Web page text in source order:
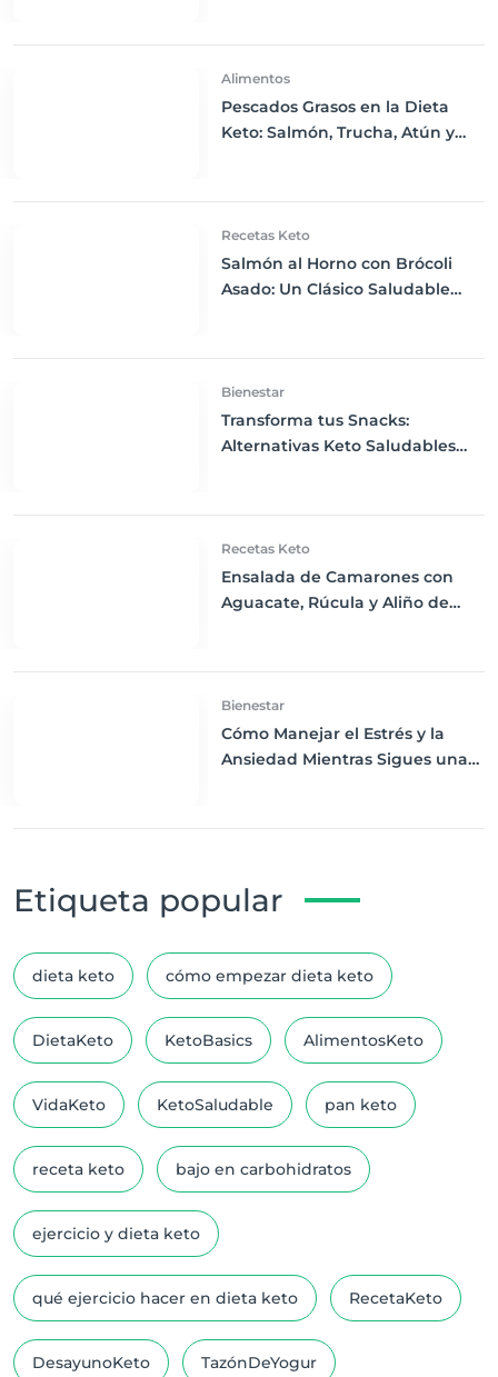
Alimentos
Pescados Grasos en la Dieta
Keto: Salmón, Trucha, Atún y
Recetas Keto
Salmón al Horno con Brócoli
Asado: Un Clásico Saludable
Bienestar
Transforma tus Snacks:
Alternativas Keto Saludables
Recetas Keto
Ensalada de Camarones con
Aguacate, Rúcula y Aliño de
Bienestar
Cómo Manejar el Estrés y la
Ansiedad Mientras Sigues una
Etiqueta popular
dieta keto cómo empezar dieta keto
DietaKeto KetoBasics AlimentosKeto
VidaKeto KetoSaludable pan keto
receta keto bajo en carbohidratos
ejercicio y dieta keto
qué ejercicio hacer en dieta keto RecetaKeto
DesayunoKeto TazónDeYogur